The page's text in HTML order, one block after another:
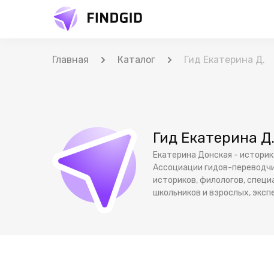
Главная Каталог Гид Екатерина Д.
Гид Екатерина Д.
Екатерина Донская -
Ассоциации гидов-
историков, филологов,
школьников и взрослых,